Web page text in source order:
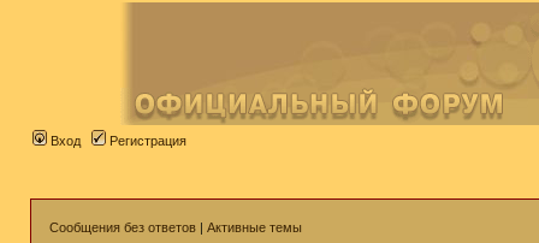
Вход Регистрация
Сообщения без ответов | Активные темы